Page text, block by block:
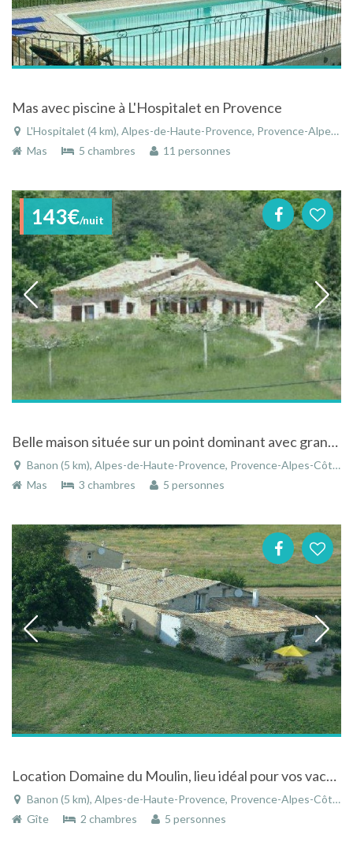
Mas avec piscine à L'Hospitalet en Provence
L'Hospitalet (4 km), Alpes-de-Haute-Provence, Provence-Alpes-Côte d'Azur, France
Mas
5 chambres 11 personnes
143€/nuit
Belle maison située sur un point dominant avec grande piscine indépendante à Banon en Provence
Banon (5 km), Alpes-de-Haute-Provence, Provence-Alpes-Côte d'Azur, France
Mas
3 chambres 5 personnes
Location Domaine du Moulin, lieu idéal pour vos vacances entre Provence et Luberon
Banon (5 km), Alpes-de-Haute-Provence, Provence-Alpes-Côte d'Azur, France
Gîte
2 chambres 5 personnes